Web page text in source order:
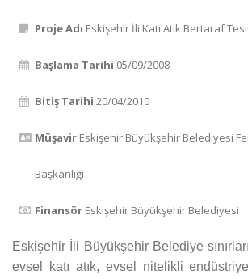
Proje Adı Eskişehir İli Katı Atık Bertaraf
Başlama Tarihi 05/09/2008
Bitiş Tarihi 20/04/2010
Müşavir Eskişehir Büyükşehir Belediyesi
Başkanlığı
Finansör Eskişehir Büyükşehir Belediyesi
Eskişehir İli Büyükşehir Belediye
evsel katı atık, evsel nitelikli